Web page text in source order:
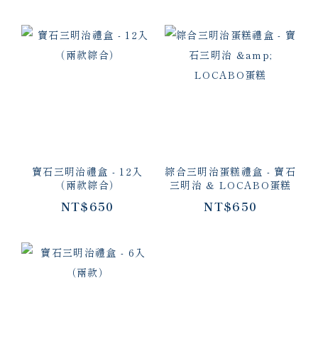
寶石三明治禮盒 - 12入
（兩款綜合）
NT$650
綜合三明治蛋糕禮盒 - 寶石
三明治 & LOCABO蛋糕
NT$650